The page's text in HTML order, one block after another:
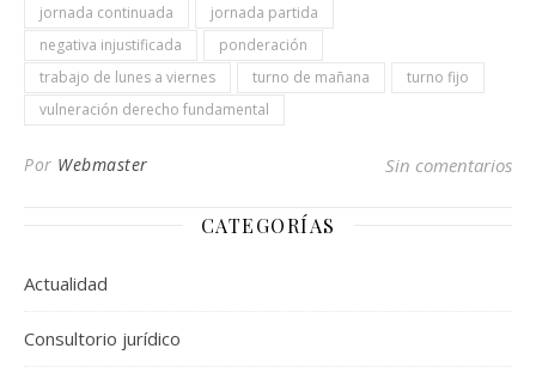
jornada continuada
jornada partida
negativa injustificada
ponderación
trabajo de lunes a viernes
turno de mañana
turno fijo
vulneración derecho fundamental
Por Webmaster Sin comentarios
CATEGORÍAS
Actualidad
Consultorio jurídico